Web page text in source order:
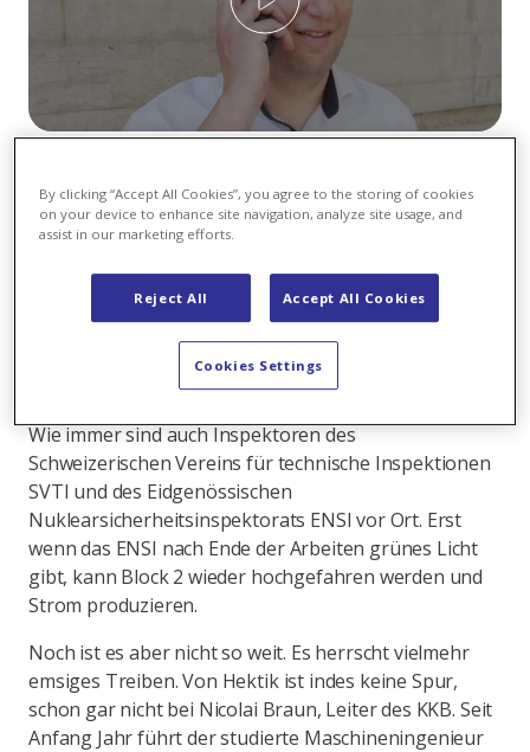
Kernkraftwerks Beznau durchgecheckt, gewartet und
mit frischen Brennelementen beladen. Die Teams des
KKB arbeiten dabei eng mit externen Spezialistinnen
und Spezialisten aus dem In- und Ausland und aus
unterschiedlichsten Fachgebieten zusammen. Ohne
sie wäre eine Revision nach allen Regeln der Kunst –
oder besser, nach den höchsten internen, nationalen
und internationalen Vorschriften – nicht möglich.
Wie immer sind auch Inspektoren des
Schweizerischen Vereins für technische Inspektionen
SVTI und des Eidgenössischen
Nuklearsicherheitsinspektorats ENSI vor Ort. Erst
wenn das ENSI nach Ende der Arbeiten grünes Licht
gibt, kann Block 2 wieder hochgefahren werden und
Strom produzieren.
Noch ist es aber nicht so weit. Es herrscht vielmehr
emsiges Treiben. Von Hektik ist indes keine Spur,
schon gar nicht bei Nicolai Braun, Leiter des KKB. Seit
Anfang Jahr führt der studierte Maschineningenieur
By clicking “Accept All Cookies”, you agree to the storing of cookies
on your device to enhance site navigation, analyze site usage, and
assist in our marketing efforts.
Reject All Accept All Cookies
Cookies Settings